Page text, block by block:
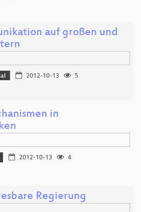
auf großen und
2012-10-13
5
in
2012-10-13
4
Regierung